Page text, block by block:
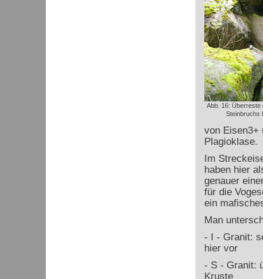
Abb. 16: Überreste
Steinbruchs
von Eisen3+
Plagioklase.
Im
haben hier
genauer
für die
ein
Man
- I - Granit:
hier vor
- S - Granit:
Kruste